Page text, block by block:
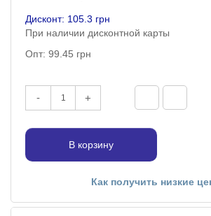
Дисконт: 105.3 грн
При наличии дисконтной карты
Опт: 99.45 грн
- +
В корзину
Как получить низкие